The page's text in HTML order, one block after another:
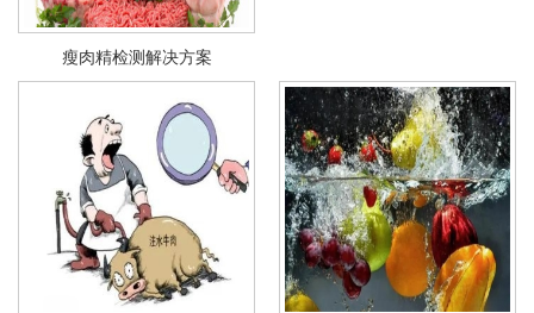
瘦肉精检测解决方案